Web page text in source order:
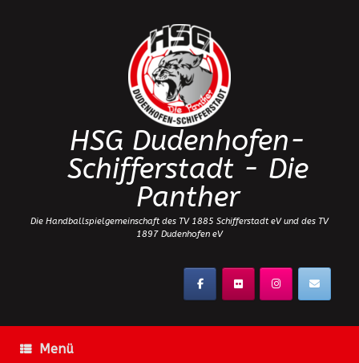
HSG Dudenhofen-
Schifferstadt - Die
Panther
Die Handballspielgemeinschaft des TV 1885 Schifferstadt eV und des TV
1897 Dudenhofen eV
Menü